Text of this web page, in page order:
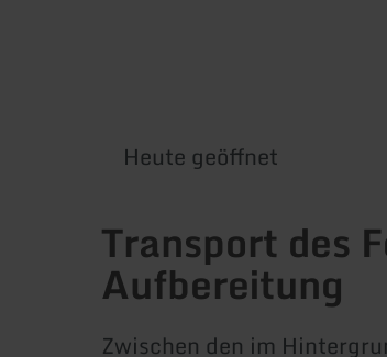
Heute geöffnet
Transport des
Aufbereitung
Zwischen den im